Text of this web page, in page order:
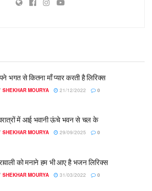
भगत से कितना माँ प्यार करती है लिरिक्स
SHEKHAR MOURYA 21/12/2022 0
में आई भवानी ऊंचे भवन से चल के
SHEKHAR MOURYA 29/09/2025 0
को मनाने हम भी आए है भजन लिरिक्स
SHEKHAR MOURYA 31/03/2022 0